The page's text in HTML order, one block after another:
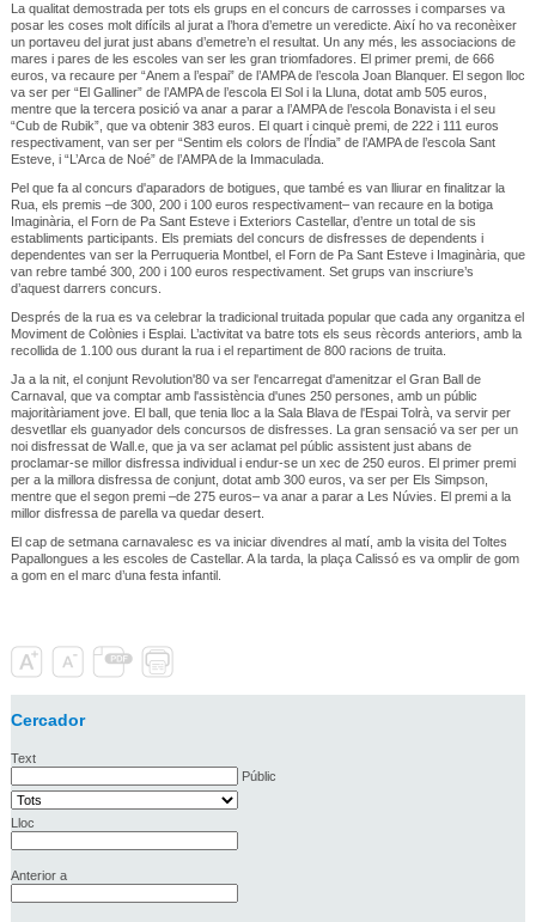
La qualitat demostrada per tots els grups en el concurs de carrosses i comparses va
posar les coses molt difícils al jurat a l’hora d’emetre un veredicte. Així ho va reconèixer
un portaveu del jurat just abans d’emetre’n el resultat. Un any més, les associacions de
mares i pares de les escoles van ser les gran triomfadores. El primer premi, de 666
euros, va recaure per “Anem a l’espai” de l’AMPA de l’escola Joan Blanquer. El segon lloc
va ser per “El Galliner” de l’AMPA de l’escola El Sol i la Lluna, dotat amb 505 euros,
mentre que la tercera posició va anar a parar a l’AMPA de l’escola Bonavista i el seu
“Cub de Rubik”, que va obtenir 383 euros. El quart i cinquè premi, de 222 i 111 euros
respectivament, van ser per “Sentim els colors de l’Índia” de l’AMPA de l’escola Sant
Esteve, i “L’Arca de Noé” de l’AMPA de la Immaculada.
Pel que fa al concurs d'aparadors de botigues, que també es van lliurar en finalitzar la
Rua, els premis –de 300, 200 i 100 euros respectivament– van recaure en la botiga
Imaginària, el Forn de Pa Sant Esteve i Exteriors Castellar, d’entre un total de sis
establiments participants. Els premiats del concurs de disfresses de dependents i
dependentes van ser la Perruqueria Montbel, el Forn de Pa Sant Esteve i Imaginària, que
van rebre també 300, 200 i 100 euros respectivament. Set grups van inscriure’s
d’aquest darrers concurs.
Després de la rua es va celebrar la tradicional truitada popular que cada any organitza el
Moviment de Colònies i Esplai. L’activitat va batre tots els seus rècords anteriors, amb la
recollida de 1.100 ous durant la rua i el repartiment de 800 racions de truita.
Ja a la nit, el conjunt Revolution'80 va ser l'encarregat d'amenitzar el Gran Ball de
Carnaval, que va comptar amb l'assistència d'unes 250 persones, amb un públic
majoritàriament jove. El ball, que tenia lloc a la Sala Blava de l'Espai Tolrà, va servir per
desvetllar els guanyador dels concursos de disfresses. La gran sensació va ser per un
noi disfressat de Wall.e, que ja va ser aclamat pel públic assistent just abans de
proclamar-se millor disfressa individual i endur-se un xec de 250 euros. El primer premi
per a la millora disfressa de conjunt, dotat amb 300 euros, va ser per Els Simpson,
mentre que el segon premi –de 275 euros– va anar a parar a Les Núvies. El premi a la
millor disfressa de parella va quedar desert.
El cap de setmana carnavalesc es va iniciar divendres al matí, amb la visita del Toltes
Papallongues a les escoles de Castellar. A la tarda, la plaça Calissó es va omplir de gom
a gom en el marc d’una festa infantil.
Cercador
Text
Públic
Lloc
Anterior a